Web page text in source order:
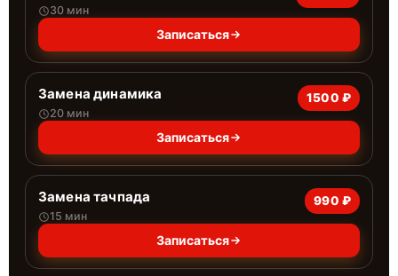
30 мин
Записаться
Замена динамика
20 мин
1500 ₽
Записаться
Замена тачпада
15 мин
990 ₽
Записаться